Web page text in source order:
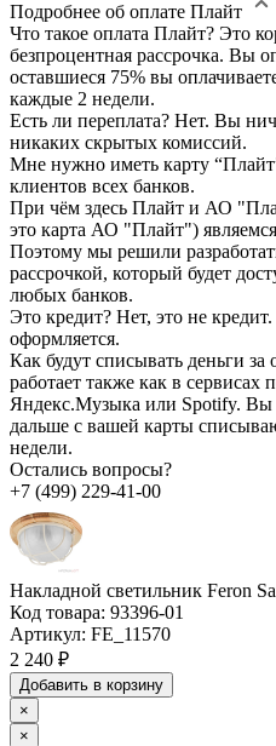
Подробнее об оплате Плайт
Что такое оплата Плайт? Это
безпроцентная рассрочка. Вы
оставшиеся 75% вы
каждые 2 недели.
Есть ли переплата? Нет. Вы
никаких скрытых комиссий.
Мне нужно иметь карту
клиентов всех банков.
При чём здесь Плайт и АО
это карта АО "Плайт")
Поэтому мы решили
рассрочкой, который будет
любых банков.
Это кредит? Нет, это не
оформляется.
Как будут списывать деньги за
работает также как в сервисах
Яндекс.Музыка или Spotify. Вы
дальше с вашей карты
недели.
Остались вопросы?
+7 (499) 229-41-00
Накладной светильник Feron
Код товара: 93396-01
Артикул: FE_11570
2 240 ₽
Добавить в корзину
×
×